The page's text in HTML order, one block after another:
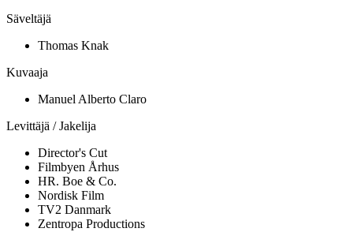
Säveltäjä
Thomas Knak
Kuvaaja
Manuel Alberto Claro
Levittäjä / Jakelija
Director's Cut
Filmbyen Århus
HR. Boe & Co.
Nordisk Film
TV2 Danmark
Zentropa Productions